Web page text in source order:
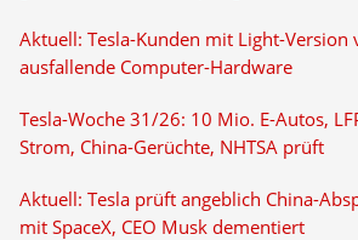
Aktuell: Tesla-Kunden mit Light-Version
ausfallende Computer-Hardware
Tesla-Woche 31/26: 10 Mio. E-Autos,
Strom, China-Gerüchte, NHTSA prüft
Aktuell: Tesla prüft angeblich China-
mit SpaceX, CEO Musk dementiert